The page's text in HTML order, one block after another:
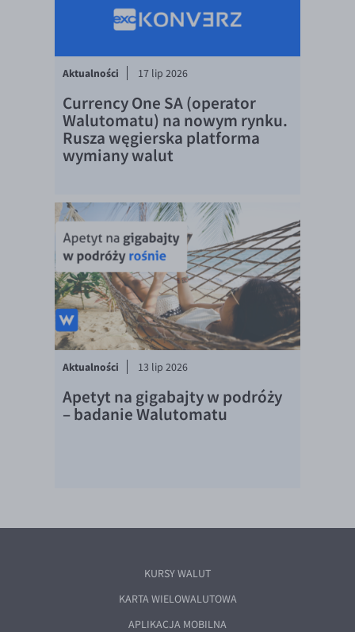
Aktualności 17 lip 2026
Currency One SA (operator
Walutomatu) na nowym rynku.
Rusza węgierska platforma
wymiany walut
Aktualności 13 lip 2026
Apetyt na gigabajty w podróży
– badanie Walutomatu
KURSY WALUT
KARTA WIELOWALUTOWA
APLIKACJA MOBILNA